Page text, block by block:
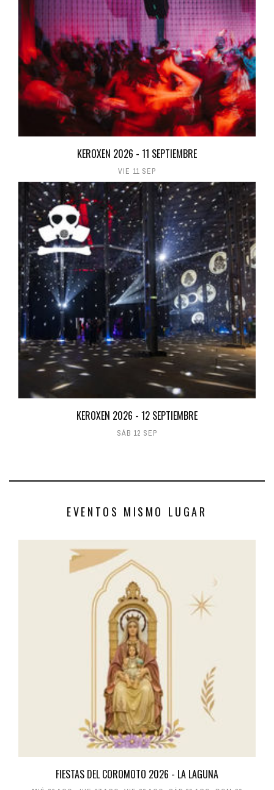
KEROXEN 2026 - 11 SEPTIEMBRE
VIE 11 SEP
KEROXEN 2026 - 12 SEPTIEMBRE
SÁB 12 SEP
EVENTOS MISMO LUGAR
FIESTAS DEL COROMOTO 2026 - LA LAGUNA